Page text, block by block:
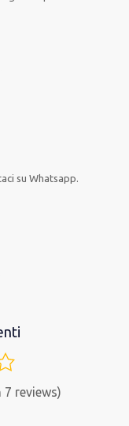
su Whatsapp.
reviews)